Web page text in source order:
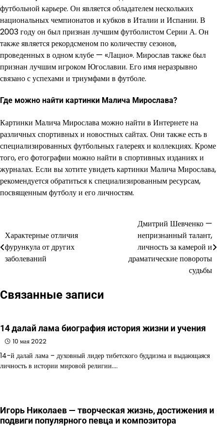
футбольной карьере. Он является обладателем нескольких
национальных чемпионатов и кубков в Италии и Испании. В
2003 году он был признан лучшим футболистом Серии А. Он
также является рекордсменом по количеству сезонов,
проведенных в одном клубе — «Лацио». Мирослав также был
признан лучшим игроком Югославии. Его имя неразрывно
связано с успехами и триумфами в футболе.
Где можно найти картинки Малича Мирослава?
Картинки Малича Мирослава можно найти в Интернете на
различных спортивных и новостных сайтах. Они также есть в
специализированных футбольных галереях и коллекциях. Кроме
того, его фотографии можно найти в спортивных изданиях и
журналах. Если вы хотите увидеть картинки Малича Мирослава,
рекомендуется обратиться к специализированным ресурсам,
посвященным футболу и его личностям.
по
записям
Характерные отличия
фурункула от других
заболеваний
Дмитрий Шевченко —
непризнанный талант,
личность за камерой и
драматические повороты
судьбы
Связанные записи
14 далай лама биография история жизни и учения
10 мая 2022
14-й далай лама – духовный лидер тибетского буддизма и выдающаяся
личность в истории мировой религии.…
Игорь Николаев — творческая жизнь, достижения и
подвиги популярного певца и композитора